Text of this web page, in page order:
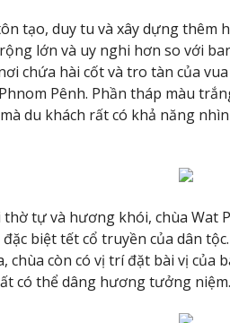
tạo, duy tu và xây dựng thêm
lớn và uy nghi hơn so với
chứa hài cốt và tro tàn của
Pênh. Phần tháp màu
du khách rất có khả năng
tự và hương khói, chùa Wat
biệt tết cổ truyền của dân
chùa còn có vị trí đặt bài vị của
có thể dâng hương tưởng niệm.